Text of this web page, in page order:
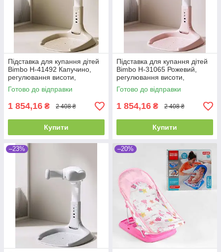
Підставка для купання дітей
Bimbo H-41492 Капучино,
регулювання висоти,
кріплення для душової лійки
Готово до відправки
1 854,16 ₴ 2 408 ₴
Купити
Підставка для купання дітей
Bimbo H-31065 Рожевий,
регулювання висоти,
кріплення для душової лійки
Готово до відправки
1 854,16 ₴ 2 408 ₴
Купити
–23% –20%